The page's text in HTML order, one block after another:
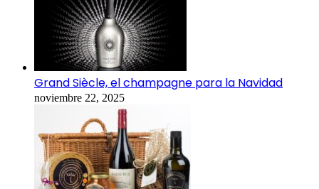
Grand Siècle, el champagne para la Navidad
noviembre 22, 2025